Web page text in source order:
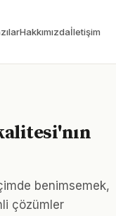
Hakkımızdaİletişim
benimsemek,
çözümler